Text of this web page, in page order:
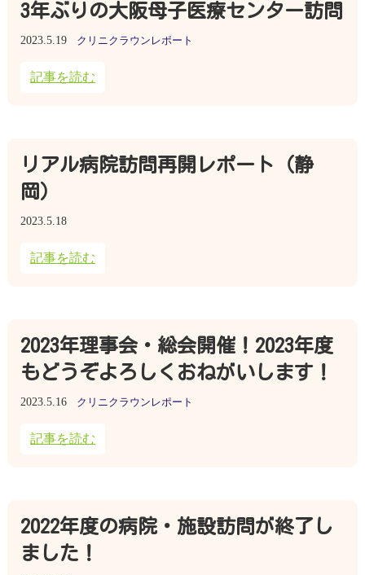
3年ぶりの大阪母子医療センター訪問
2023.5.19 クリニクラウンレポート
記事を読む
リアル病院訪問再開レポート（静
岡）
2023.5.18
記事を読む
2023年理事会・総会開催！2023年度
もどうぞよろしくおねがいします！
2023.5.16 クリニクラウンレポート
記事を読む
2022年度の病院・施設訪問が終了し
ました！